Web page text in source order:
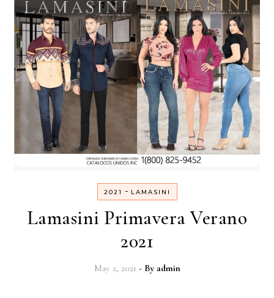
2021 - LAMASINI
Lamasini Primavera Verano
2021
May 2, 2021 - By admin